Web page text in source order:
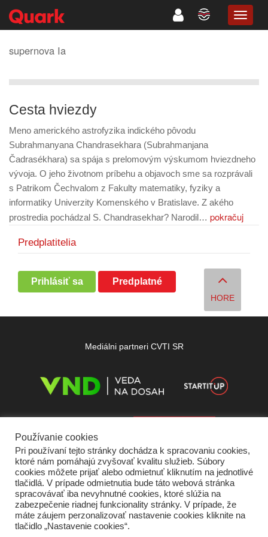
supernova Ia
Cesta hviezdy
Meno amerického astrofyzika indického pôvodu
Subrahmanyana Chandrasekhara (Subrahmanjana
Čadrasékhara) sa spája s prelomovým výskumom hviezdneho
vývoja. O jeho životnom príbehu a objavoch sme sa rozprávali
s Patrikom Čechvalom z Fakulty matematiky, fyziky a
informatiky Univerzity Komenského v Bratislave. Z akého
prostredia pochádzal S. Chandrasekhar? Narodil… pokračuj
Predplatitelia
Prihlásiť sa Predplatné
HORE
Mediálni partneri CVTI SR
Domov O nás Kontakt Vydavateľ
Používanie cookies
Pri používaní tejto stránky dochádza k spracovaniu cookies,
ktoré nám pomáhajú zvyšovať kvalitu služieb. Súbory
cookies môžete prijať alebo odmietnuť kliknutím na jednotlivé
tlačidlá. V prípade odmietnutia bude táto webová stránka
spracovávať iba nevyhnutné cookies, ktoré slúžia na
zabezpečenie riadnej funkcionality stránky. V prípade, že
máte záujem perzonalizovať nastavenie cookies kliknite na
tlačidlo „Nastavenie cookies“.